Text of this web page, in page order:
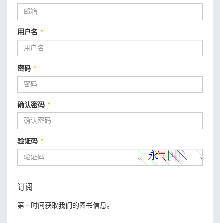
用户名 *
密码 *
确认密码 *
验证码 *
订阅
第一时间获取我们的图书信息。